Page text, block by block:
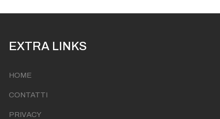
EXTRA LINKS
HOME
CONTATTI
PRIVACY